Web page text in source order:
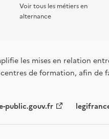
Voir tous les métiers en
alternance
les mises en relation
de formation, afin de
public.gouv.fr